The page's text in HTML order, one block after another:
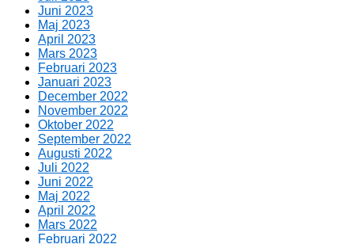
Juni 2023
Maj 2023
April 2023
Mars 2023
Februari 2023
Januari 2023
December 2022
November 2022
Oktober 2022
September 2022
Augusti 2022
Juli 2022
Juni 2022
Maj 2022
April 2022
Mars 2022
Februari 2022